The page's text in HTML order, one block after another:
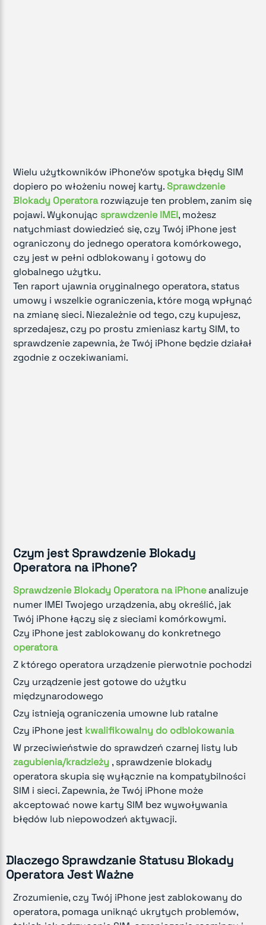
Wielu użytkowników iPhone'ów spotyka błędy SIM
dopiero po włożeniu nowej karty.Sprawdzenie
Blokady Operatorarozwiązuje ten problem, zanim się
pojawi. Wykonując sprawdzenie IMEI, możesz
natychmiast dowiedzieć się, czy Twój iPhone jest
ograniczony do jednego operatora komórkowego,
czy jest w pełni odblokowany i gotowy do
globalnego użytku.
Ten raport ujawnia oryginalnego operatora, status
umowy i wszelkie ograniczenia, które mogą wpłynąć
na zmianę sieci. Niezależnie od tego, czy kupujesz,
sprzedajesz, czy po prostu zmieniasz karty SIM, to
sprawdzenie zapewnia, że Twój iPhone będzie działał
zgodnie z oczekiwaniami.
Czym jest Sprawdzenie Blokady
Operatora na iPhone?
Sprawdzenie Blokady Operatora na iPhoneanalizuje
numer IMEI Twojego urządzenia, aby określić, jak
Twój iPhone łączy się z sieciami komórkowymi.
Czy iPhone jest zablokowany do konkretnego
operatora
Z którego operatora urządzenie pierwotnie pochodzi
Czy urządzenie jest gotowe do użytku
międzynarodowego
Czy istnieją ograniczenia umowne lub ratalne
Czy iPhone jest kwalifikowalny do odblokowania
W przeciwieństwie do sprawdzeń czarnej listy lub
zagubienia/kradzieży , sprawdzenie blokady
operatora skupia się wyłącznie na kompatybilności
SIM i sieci. Zapewnia, że Twój iPhone może
akceptować nowe karty SIM bez wywoływania
błędów lub niepowodzeń aktywacji.
Dlaczego Sprawdzanie Statusu Blokady
Operatora Jest Ważne
Zrozumienie, czy Twój iPhone jest zablokowany do
operatora, pomaga uniknąć ukrytych problemów,